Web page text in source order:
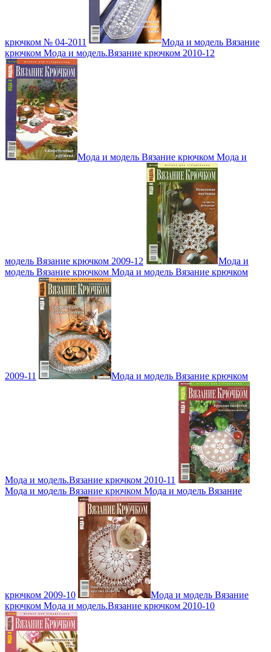
крючком № 04-2011
Мода и модель Вязание
крючком Мода и модель.Вязание крючком 2010-12
Мода и модель Вязание крючком Мода и
модель Вязание крючком 2009-12
Мода и
модель Вязание крючком Мода и модель Вязание крючком
2009-11 Мода и модель Вязание крючком
Мода и модель.Вязание крючком 2010-11
Мода и модель Вязание крючком Мода и модель Вязание
крючком 2009-10
Мода и модель Вязание
крючком Мода и модель.Вязание крючком 2010-10